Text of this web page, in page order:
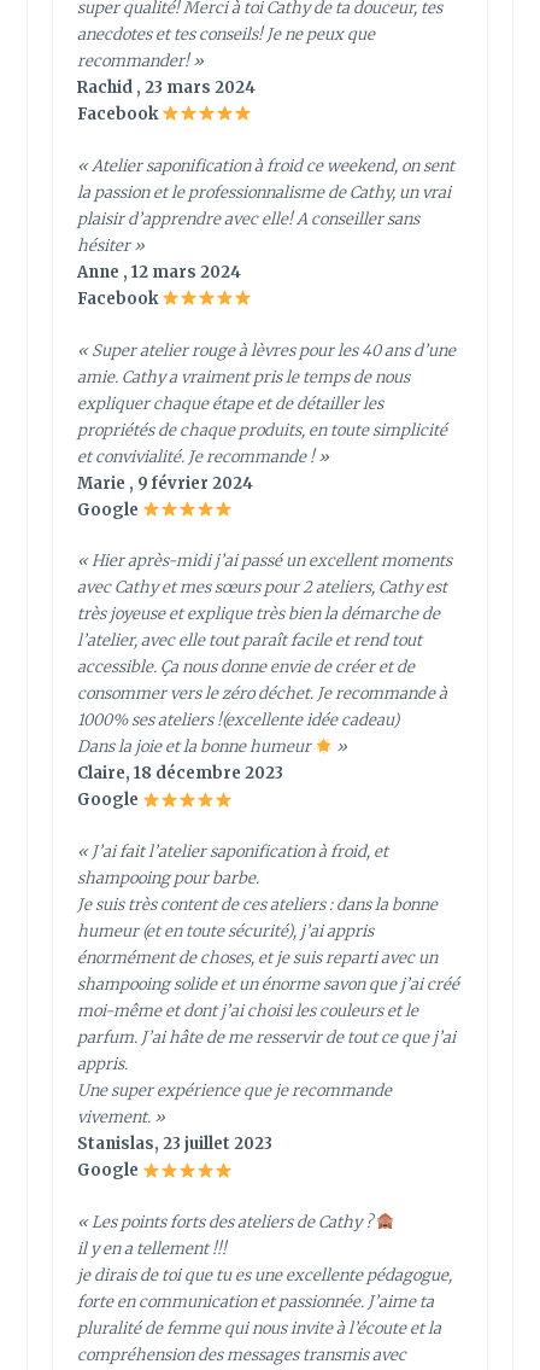
super qualité! Merci à toi Cathy de ta douceur, tes
anecdotes et tes conseils! Je ne peux que
recommander! »
Rachid , 23 mars 2024
Facebook
« Atelier saponification à froid ce weekend, on sent
la passion et le professionnalisme de Cathy, un vrai
plaisir d’apprendre avec elle! A conseiller sans
hésiter »
Anne , 12 mars 2024
Facebook
« Super atelier rouge à lèvres pour les 40 ans d’une
amie. Cathy a vraiment pris le temps de nous
expliquer chaque étape et de détailler les
propriétés de chaque produits, en toute simplicité
et convivialité. Je recommande ! »
Marie , 9 février 2024
Google
« Hier après-midi j’ai passé un excellent moments
avec Cathy et mes sœurs pour 2 ateliers, Cathy est
très joyeuse et explique très bien la démarche de
l’atelier, avec elle tout paraît facile et rend tout
accessible. Ça nous donne envie de créer et de
consommer vers le zéro déchet. Je recommande à
1000% ses ateliers !(excellente idée cadeau)
Dans la joie et la bonne humeur
»
Claire, 18 décembre 2023
Google
« J’ai fait l’atelier saponification à froid, et
shampooing pour barbe.
Je suis très content de ces ateliers : dans la bonne
humeur (et en toute sécurité), j’ai appris
énormément de choses, et je suis reparti avec un
shampooing solide et un énorme savon que j’ai créé
moi-même et dont j’ai choisi les couleurs et le
parfum. J’ai hâte de me resservir de tout ce que j’ai
appris.
Une super expérience que je recommande
vivement. »
Stanislas, 23 juillet 2023
Google
« Les points forts des ateliers de Cathy ?
il y en a tellement !!!
je dirais de toi que tu es une excellente pédagogue,
forte en communication et passionnée. J’aime ta
pluralité de femme qui nous invite à l’écoute et la
compréhension des messages transmis avec